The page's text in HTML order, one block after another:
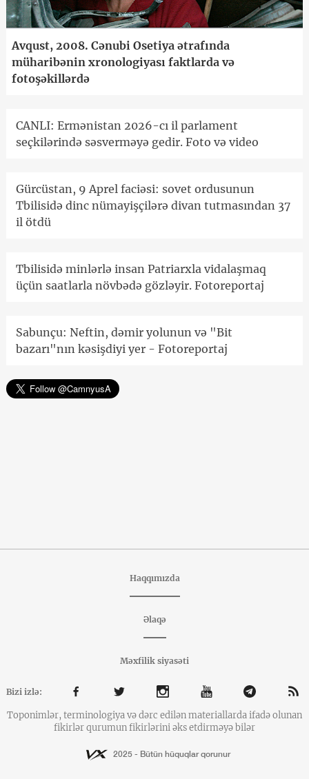
Avqust, 2008. Cənubi Osetiya ətrafında
müharibənin xronologiyası faktlarda və
fotoşəkillərdə
CANLI: Ermənistan 2026-cı il parlament
seçkilərində səsverməyə gedir. Foto və video
Gürcüstan, 9 Aprel faciəsi: sovet ordusunun
Tbilisidə dinc nümayişçilərə divan tutmasından 37
il ötdü
Tbilisidə minlərlə insan Patriarxla vidalaşmaq
üçün saatlarla növbədə gözləyir. Fotoreportaj
Sabunçu: Neftin, dəmir yolunun və "Bit
bazarı"nın kəsişdiyi yer - Fotoreportaj
Haqqımızda
Əlaqə
Məxfilik siyasəti
Bizi izlə:
Toponimlər, terminologiya və dərc edilən materiallarda ifadə olunan
fikirlər qurumun fikirlərini əks etdirməyə bilər
2025 - Bütün hüquqlar qorunur